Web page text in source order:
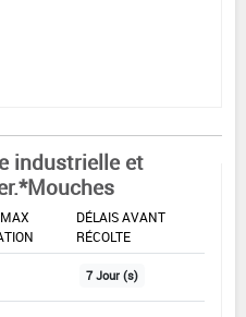
industrielle et
DÉLAIS AVANT
RÉCOLTE
7 Jour (s)